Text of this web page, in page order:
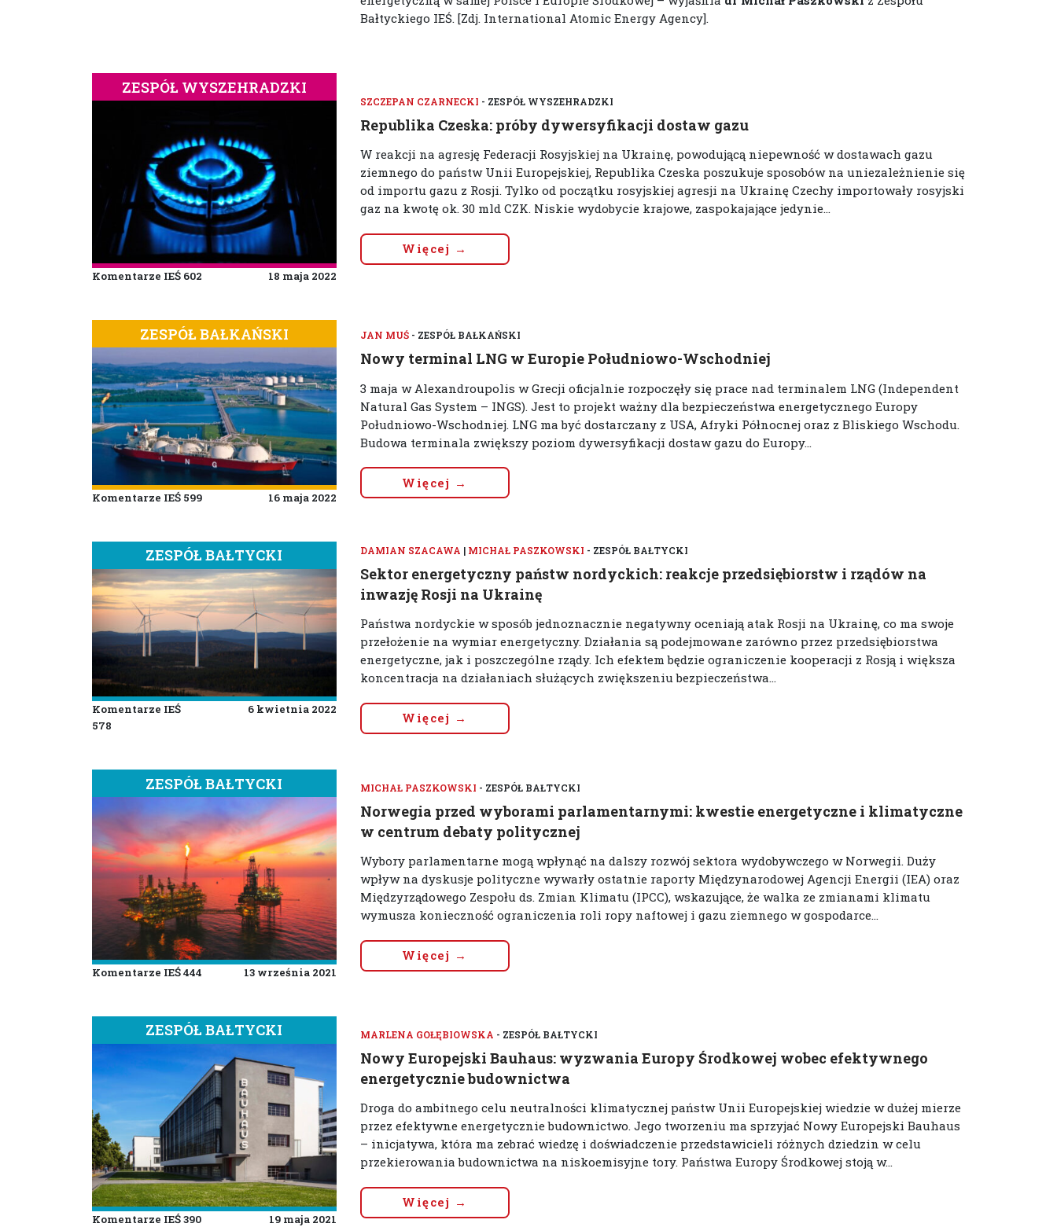
Bałtyckiego IEŚ. [Zdj. International Atomic Energy Agency].
ZESPÓŁ WYSZEHRADZKI
Komentarze IEŚ 602 18 maja 2022
SZCZEPAN CZARNECKI - ZESPÓŁ WYSZEHRADZKI
Republika Czeska: próby dywersyfikacji dostaw gazu
W reakcji na agresję Federacji Rosyjskiej na Ukrainę, powodującą niepewność w dostawach gazu
ziemnego do państw Unii Europejskiej, Republika Czeska poszukuje sposobów na uniezależnienie się
od importu gazu z Rosji. Tylko od początku rosyjskiej agresji na Ukrainę Czechy importowały rosyjski
gaz na kwotę ok. 30 mld CZK. Niskie wydobycie krajowe, zaspokajające jedynie...
Więcej →
ZESPÓŁ BAŁKAŃSKI
Komentarze IEŚ 599 16 maja 2022
JAN MUŚ- ZESPÓŁ BAŁKAŃSKI
Nowy terminal LNG w Europie Południowo-Wschodniej
3 maja w Alexandroupolis w Grecji oficjalnie rozpoczęły się prace nad terminalem LNG (Independent
Natural Gas System – INGS). Jest to projekt ważny dla bezpieczeństwa energetycznego Europy
Południowo-Wschodniej. LNG ma być dostarczany z USA, Afryki Północnej oraz z Bliskiego Wschodu.
Budowa terminala zwiększy poziom dywersyfikacji dostaw gazu do Europy...
Więcej →
ZESPÓŁ BAŁTYCKI
Komentarze IEŚ
578
6 kwietnia 2022
DAMIAN SZACAWA | MICHAŁ PASZKOWSKI - ZESPÓŁ BAŁTYCKI
Sektor energetyczny państw nordyckich: reakcje przedsiębiorstw i rządów na
inwazję Rosji na Ukrainę
Państwa nordyckie w sposób jednoznacznie negatywny oceniają atak Rosji na Ukrainę, co ma swoje
przełożenie na wymiar energetyczny. Działania są podejmowane zarówno przez przedsiębiorstwa
energetyczne, jak i poszczególne rządy. Ich efektem będzie ograniczenie kooperacji z Rosją i większa
koncentracja na działaniach służących zwiększeniu bezpieczeństwa...
Więcej →
ZESPÓŁ BAŁTYCKI
Komentarze IEŚ 444 13 września 2021
MICHAŁ PASZKOWSKI - ZESPÓŁ BAŁTYCKI
Norwegia przed wyborami parlamentarnymi: kwestie energetyczne i klimatyczne
w centrum debaty politycznej
Wybory parlamentarne mogą wpłynąć na dalszy rozwój sektora wydobywczego w Norwegii. Duży
wpływ na dyskusje polityczne wywarły ostatnie raporty Międzynarodowej Agencji Energii (IEA) oraz
Międzyrządowego Zespołu ds. Zmian Klimatu (IPCC), wskazujące, że walka ze zmianami klimatu
wymusza konieczność ograniczenia roli ropy naftowej i gazu ziemnego w gospodarce...
Więcej →
ZESPÓŁ BAŁTYCKI
Komentarze IEŚ 390 19 maja 2021
MARLENA GOŁĘBIOWSKA - ZESPÓŁ BAŁTYCKI
Nowy Europejski Bauhaus: wyzwania Europy Środkowej wobec efektywnego
energetycznie budownictwa
Droga do ambitnego celu neutralności klimatycznej państw Unii Europejskiej wiedzie w dużej mierze
przez efektywne energetycznie budownictwo. Jego tworzeniu ma sprzyjać Nowy Europejski Bauhaus
– inicjatywa, która ma zebrać wiedzę i doświadczenie przedstawicieli różnych dziedzin w celu
przekierowania budownictwa na niskoemisyjne tory. Państwa Europy Środkowej stoją w...
Więcej →